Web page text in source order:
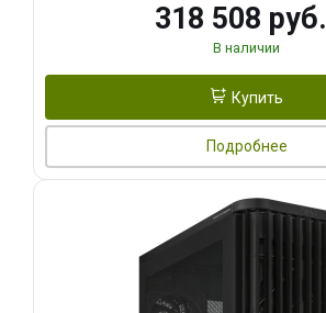
318 508 руб.
В наличии
Купить
Подробнее